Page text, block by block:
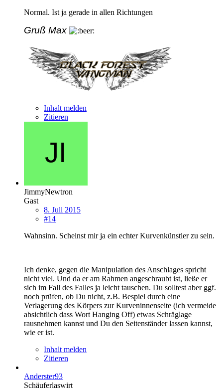
Normal. Ist ja gerade in allen Richtungen
Gruß Max
Inhalt melden
Zitieren
JimmyNewtron
Gast
8. Juli 2015
#14
Wahnsinn. Scheinst mir ja ein echter Kurvenkünstler zu sein.
Ich denke, gegen die Manipulation des Anschlages spricht
nicht viel. Und da er am Rahmen angeschraubt ist, ließe er
sich im Fall des Falles ja leicht tauschen. Du solltest aber ggf.
noch prüfen, ob Du nicht, z.B. Bespiel durch eine
Verlagerung des Körpers zur Kurveninnenseite (ich vermeide
absichtlich dass Wort Hanging Off) etwas Schräglage
rausnehmen kannst und Du den Seitenständer lassen kannst,
wie er ist.
Inhalt melden
Zitieren
Anderster93
Schäuferlaswirt